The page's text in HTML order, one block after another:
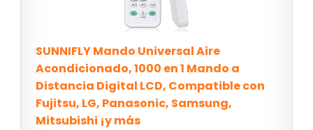
SUNNIFLY Mando Universal Aire
Acondicionado, 1000 en 1 Mando a
Distancia Digital LCD, Compatible con
Fujitsu, LG, Panasonic, Samsung,
Mitsubishi ¡y más